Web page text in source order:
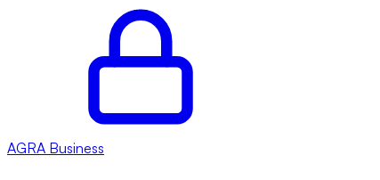
AGRA Business